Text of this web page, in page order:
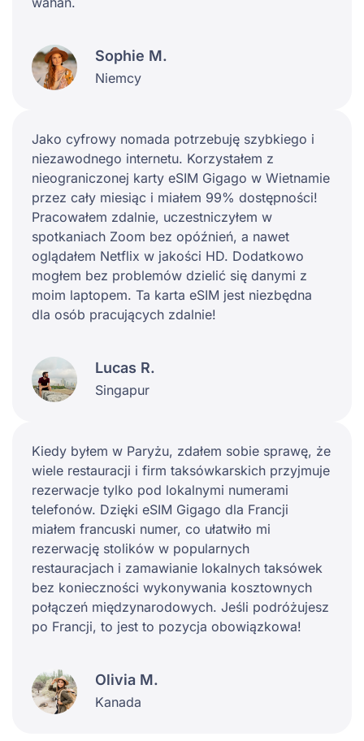
Sophie M.
Niemcy
Jako cyfrowy nomada potrzebuję szybkiego i
niezawodnego internetu. Korzystałem z
nieograniczonej karty eSIM Gigago w Wietnamie
przez cały miesiąc i miałem 99% dostępności!
Pracowałem zdalnie, uczestniczyłem w
spotkaniach Zoom bez opóźnień, a nawet
oglądałem Netflix w jakości HD. Dodatkowo
mogłem bez problemów dzielić się danymi z
moim laptopem. Ta karta eSIM jest niezbędna
dla osób pracujących zdalnie!
Lucas R.
Singapur
Kiedy byłem w Paryżu, zdałem sobie sprawę, że
wiele restauracji i firm taksówkarskich przyjmuje
rezerwacje tylko pod lokalnymi numerami
telefonów. Dzięki eSIM Gigago dla Francji
miałem francuski numer, co ułatwiło mi
rezerwację stolików w popularnych
restauracjach i zamawianie lokalnych taksówek
bez konieczności wykonywania kosztownych
połączeń międzynarodowych. Jeśli podróżujesz
po Francji, to jest to pozycja obowiązkowa!
Olivia M.
Kanada